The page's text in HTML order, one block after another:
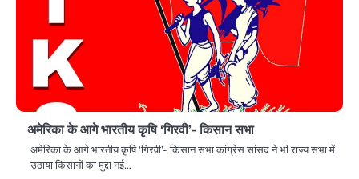
अमेरिका के आगे भारतीय कृषि ‘गिरवी’- किसान सभा
अमेरिका के आगे भारतीय कृषि ‘गिरवी’- किसान सभा कांग्रेस सांसद ने भी राज्य सभा में
उठाया किसानों का मुद्दा नई…